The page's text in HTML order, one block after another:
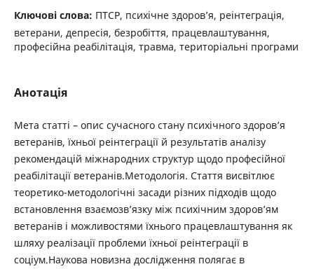
Ключові слова: ПТСР, психічне здоров’я, реінтеграція,
ветерани, депресія, безробіття, працевлаштування,
професійна реабілітація, травма, територіальні програми
Анотація
Мета статті – опис сучасного стану психічного здоров’я
ветеранів, їхньої реінтеграції й результатів аналізу
рекомендацій міжнародних структур щодо професійної
реабілітації ветеранів.Методологія. Стаття висвітлює
теоретико-методологічні засади різних підходів щодо
встановлення взаємозв’язку між психічним здоров’ям
ветеранів і можливостями їхнього працевлаштування як
шляху реалізації проблеми їхньої реінтеграції в
соціум.Наукова новизна дослідження полягає в